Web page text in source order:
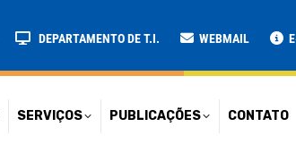
DEPARTAMENTO DE T.I. WEBMAIL
SERVIÇOS PUBLICAÇÕES CONTATO